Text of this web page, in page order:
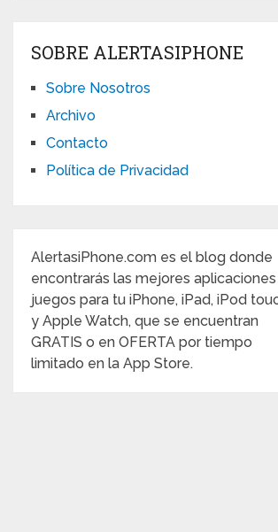
SOBRE ALERTASIPHONE
Sobre Nosotros
Archivo
Contacto
Política de Privacidad
AlertasiPhone.com es el blog donde
encontrarás las mejores
juegos para tu iPhone, iPad, iPod
y Apple Watch, que se encuentran
GRATIS o en OFERTA por tiempo
limitado en la App Store.